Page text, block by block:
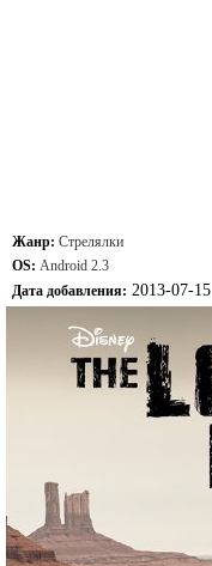
Жанр: Стрелялки
OS: Android 2.3
Дата добавления: 2013-07-15